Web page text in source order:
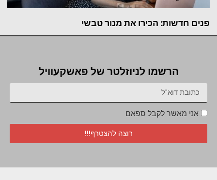
פנים חדשות: הכירו את מנור טבשי
הרשמו לניוזלטר של פאשקעוויל
אני מאשר לקבל ספאם
רוצה להצטרף!!!